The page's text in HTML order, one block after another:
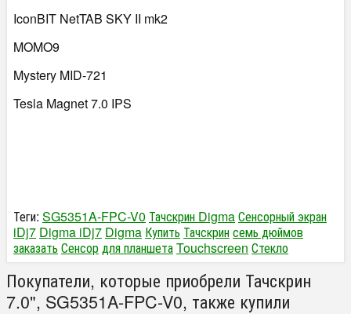
IconBIT NetTAB SKY II mk2
MOMO9
Mystery MID-721
Tesla Magnet 7.0 IPS
Теги: SG5351A-FPC-V0 Тачскрин DigmaСенсорный экран
iDj7 Digma iDj7 Digma Купить Тачскринсемь дюймов
заказать Сенсордля планшетаTouchscreen Стекло
Покупатели, которые приобрели Тачскрин
7.0", SG5351A-FPC-V0, также купили